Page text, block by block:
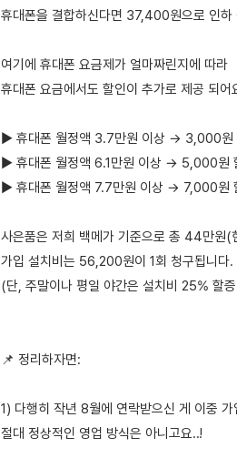
휴대폰을 결합하신다면 37,400원으로 인하
여기에 휴대폰 요금제가 얼마짜린지에 따라
휴대폰 요금에서도 할인이 추가로 제공 되어
▶ 휴대폰 월정액 3.7만원 이상 → 3,000원
▶ 휴대폰 월정액 6.1만원 이상 → 5,000원
▶ 휴대폰 월정액 7.7만원 이상 → 7,000원
사은품은 저희 백메가 기준으로 총 44만원
가입 설치비는 56,200원이 1회 청구됩니다.
(단, 주말이나 평일 야간은 설치비 25% 할
📌 정리하자면:
1) 다행히 작년 8월에 연락받으신 게 이중
절대 정상적인 영업 방식은 아니고요..!